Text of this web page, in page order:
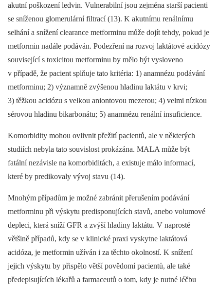
akutní poškození ledvin. Vulnerabilní jsou zejména starší pacienti
se sníženou glomerulární filtrací (13). K akutnímu renálnímu
selhání a snížení clearance metforminu může dojít tehdy, pokud je
metformin nadále podáván. Podezření na rozvoj laktátové acidózy
související s toxicitou metforminu by mělo být vysloveno
v případě, že pacient splňuje tato kritéria: 1) anamnézu podávání
metforminu; 2) významně zvýšenou hladinu laktátu v krvi;
3) těžkou acidózu s velkou aniontovou mezerou; 4) velmi nízkou
sérovou hladinu bikarbonátu; 5) anamnézu renální insuficience.
Komorbidity mohou ovlivnit přežití pacientů, ale v některých
studiích nebyla tato souvislost prokázána. MALA může být
fatální nezávisle na komorbiditách, a existuje málo informací,
které by predikovaly vývoj stavu (14).
Mnohým případům je možné zabránit přerušením podávání
metforminu při výskytu predisponujících stavů, anebo volumové
depleci, která sníží GFR a zvýší hladiny laktátu. V naprosté
většině případů, kdy se v klinické praxi vyskytne laktátová
acidóza, je metformin užíván i za těchto okolností. K snížení
jejich výskytu by přispělo větší povědomí pacientů, ale také
předepisujících lékařů a farmaceutů o tom, kdy je nutné léčbu